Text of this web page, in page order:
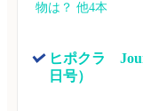
物は？ 他4本
ヒポクラ　
日号）